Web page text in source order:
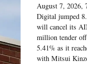
August 7, 2026,
Digital jumped
will cancel its
million tender
5.41% as it
with Mitsui